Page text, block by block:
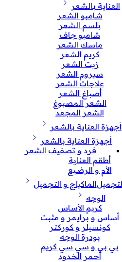
العناية بالشعر
شامبو الشعر
بلسم الشعر
شامبو جاف
ماسك الشعر
كريم الشعر
زيت الشعر
سيروم الشعر
علاجات الشعر
أصباغ الشعر
الشعر المصبوغ
الشعر المجعد
أجهزة العناية بالشعر
أجهزة العناية بالشعر
فرد و تصفيف الشعر
أطقم العناية
الأم و الرضيع
الماكياج و التجميل
الوجه
كريم الأساس
أساس و برايمر و مثبت
كونسيلر و كوركتر
بودرة الوجه
بي بي و سي سي كريم
أحمر الخدود